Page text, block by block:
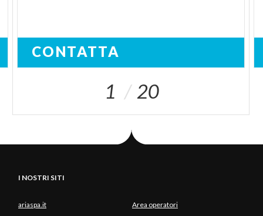
CONTATTA
1 20
I NOSTRI SITI
ariaspa.it Area operatori